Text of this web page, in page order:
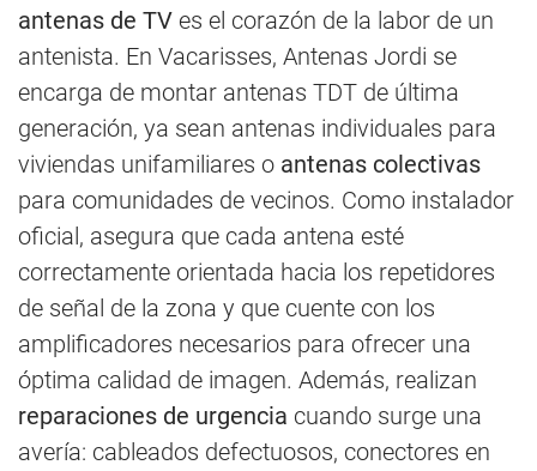
antenas de TV es el corazón de la labor de un
antenista. En Vacarisses, Antenas Jordi se
encarga de montar antenas TDT de última
generación, ya sean antenas individuales para
viviendas unifamiliares o antenas colectivas
para comunidades de vecinos. Como instalador
oficial, asegura que cada antena esté
correctamente orientada hacia los repetidores
de señal de la zona y que cuente con los
amplificadores necesarios para ofrecer una
óptima calidad de imagen. Además, realizan
reparaciones de urgencia cuando surge una
avería: cableados defectuosos, conectores en